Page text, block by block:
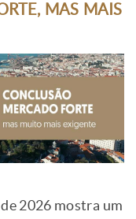
MAS MAIS
2026 mostra um